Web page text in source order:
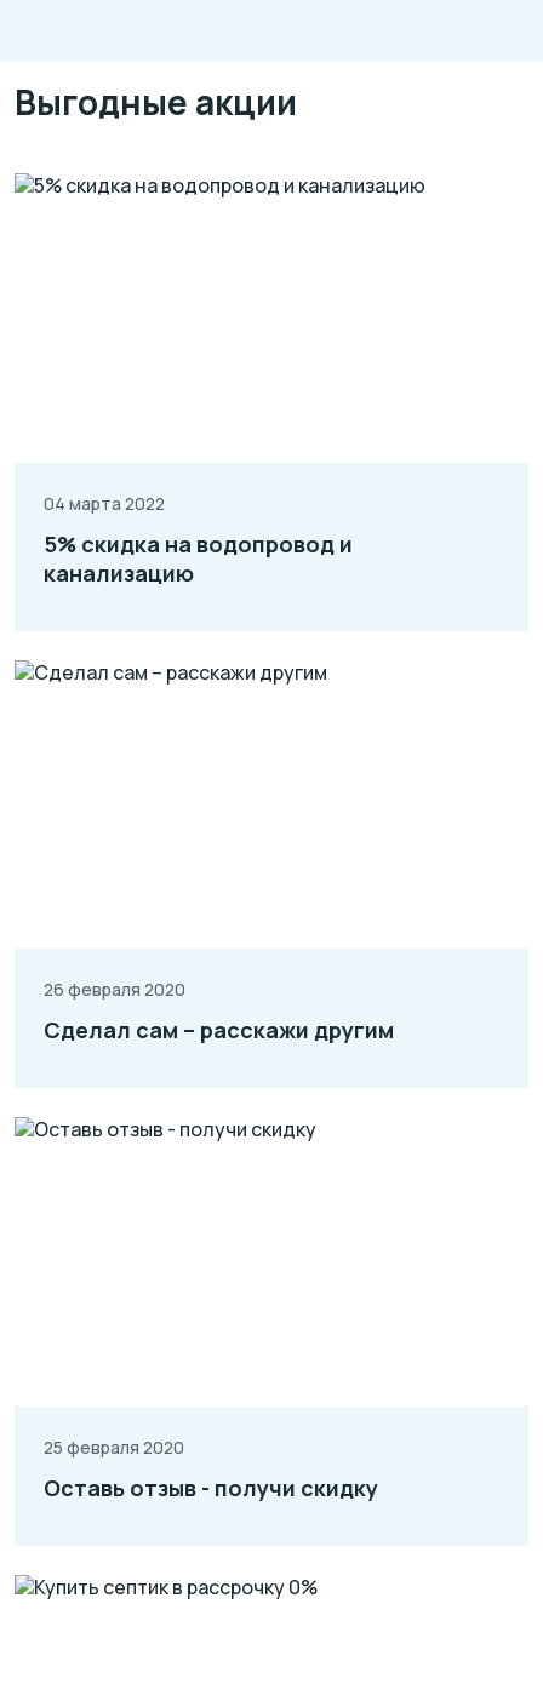
Выгодные акции
04 марта 2022
5% скидка на водопровод и
канализацию
26 февраля 2020
Сделал сам – расскажи другим
25 февраля 2020
Оставь отзыв - получи скидку